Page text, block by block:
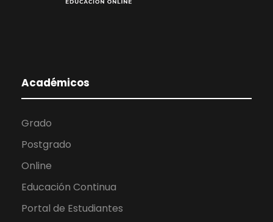
Académicos
Grado
Postgrado
Online
Educación Continua
Portal de Estudiantes